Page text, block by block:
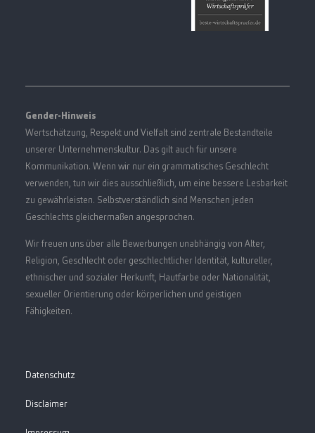
Gender-Hinweis
Wertschätzung, Respekt und Vielfalt sind zentrale Bestandteile
unserer Unternehmenskultur. Das gilt auch für unsere
Kommunikation. Wenn wir nur ein grammatisches Geschlecht
verwenden, tun wir dies ausschließlich, um eine bessere Lesbarkeit
zu gewährleisten. Selbstverständlich sind Menschen jeden
Geschlechts gleichermaßen angesprochen.
Wir freuen uns über alle Bewerbungen unabhängig von Alter,
Religion, Geschlecht oder geschlechtlicher Identität, kultureller,
ethnischer und sozialer Herkunft, Hautfarbe oder Nationalität,
sexueller Orientierung oder körperlichen und geistigen
Fähigkeiten.
Datenschutz
Disclaimer